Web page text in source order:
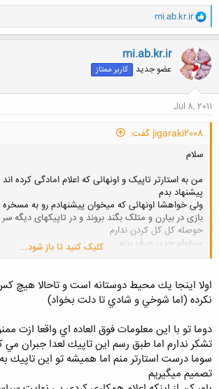
و
ا
ک
ن
ش
ه
ا
mi.ab.kr.ir
mi.ab.kr.ir
عضو جدید کاربر ممتاز
Jul 8, 2011
jigaraki2008 گفت:
سلام
من به استارتر تاپیک و اونهائی که اعلام امادگی کرده
پیشنهاد بدم
ولی خواهشا اونهائی که میخوان پیشنهادم رو به
بازی در بیارن و متلک بگند بروند و در تاپیکهای دیگه سر
حوصله کل کل کردن ندارم
میخوام جدی حرف بزنم
1- تاسیس یک دانشگاه خصوصی فنی مهندسی و فناوری
امریکا
2- تاسیس یک انجمن تحقیقاتی بین المللی و جمع آوری
علمی دانشجویان در کشورهای خارجی
3- راه اندازی سایتهای اینترنتی مشابه همین باشگاه مهندسان
کلیک کنید تا باز شود...
اولا اينجا يك محيط دوستانه است و تاحالا هيچ
نكرده (اما شوخي و شادي تا دلت بخواد)
دوما تو با اين معلومات فوق العاده اي واقعا ازت
تشكر ندارم اما طبق رسم اين تاپيك لعدا جبران مي
سوما درست استارتر منم اما هميشه تو اين
تصميم ميگيريم